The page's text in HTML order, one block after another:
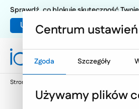
Umów warsztat UX
Sprawdź, co blokuje skuteczność
Strona główna
Centrum
Zgoda Szczegóły
Używamy plików